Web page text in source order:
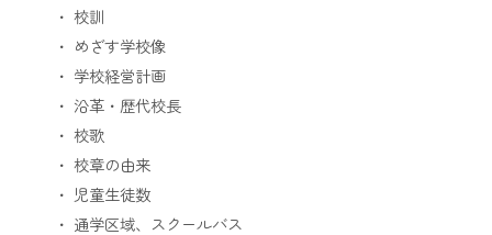
校訓
めざす学校像
学校経営計画
沿革・歴代校長
校歌
校章の由来
児童生徒数
通学区域、スクールバス